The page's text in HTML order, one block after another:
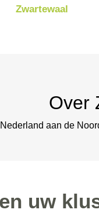
Zwartewaal
Over
aan de
uw